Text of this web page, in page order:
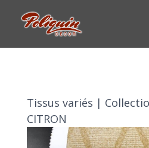
Tissus variés |
CITRON